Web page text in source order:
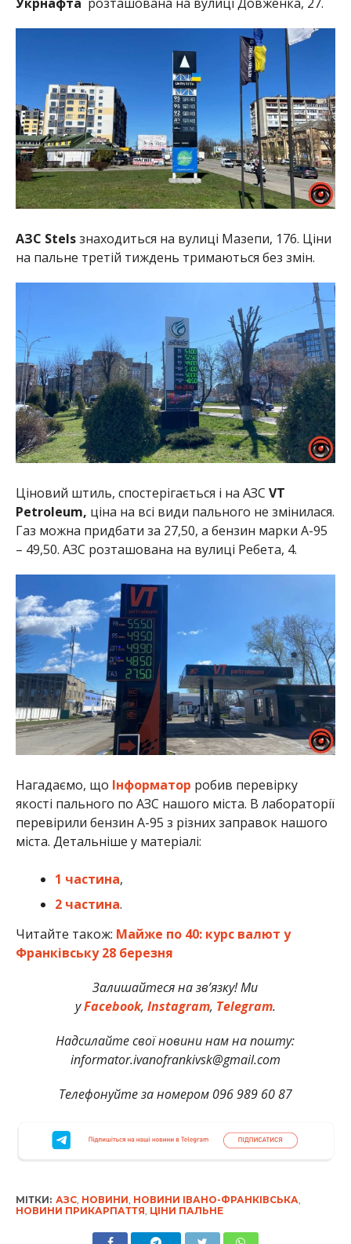
АЗС Stelsзнаходиться на вулиці Мазепи, 176. Ціни
на пальне третій тиждень тримаються без змін.
Ціновий штиль, спостерігається і на АЗС VT
Petroleum, ціна на всі види пального не змінилася.
Газ можна придбати за 27,50, а бензин марки А-95
– 49,50. АЗС розташована на вулиці Ребета, 4.
Нагадаємо, що Інформатор робив перевірку
якості пального по АЗС нашого міста. В лабораторії
перевірили бензин А-95 з різних заправок нашого
міста. Детальніше у матеріалі:
1 частина,
2 частина.
Читайте також: Майже по 40: курс валют у
Франківську 28 березня
Залишайтеся на зв’язку! Ми
уFacebook, Instagram, Telegram.
Надсилайте свої новини нам на пошту:
informator.ivanofrankivsk@gmail.com
Телефонуйте за номером 096 989 60 87
МІТКИ: АЗС, НОВИНИ, НОВИНИ ІВАНО-ФРАНКІВСЬКА,
НОВИНИ ПРИКАРПАТТЯ, ЦІНИ ПАЛЬНЕ